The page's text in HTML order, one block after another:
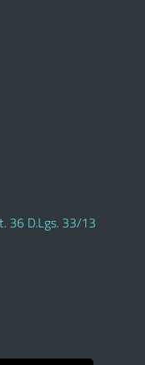
36 D.Lgs. 33/13